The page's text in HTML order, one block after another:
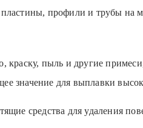
профили и трубы на
краску, пыль и другие
значение для выплавки
средства для удаления